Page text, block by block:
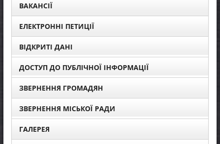
ВАКАНСІЇ
ЕЛЕКТРОННІ ПЕТИЦІЇ
ВІДКРИТІ ДАНІ
ДОСТУП ДО ПУБЛІЧНОЇ ІНФОРМАЦІЇ
ЗВЕРНЕННЯ ГРОМАДЯН
ЗВЕРНЕННЯ МІСЬКОЇ РАДИ
ГАЛЕРЕЯ